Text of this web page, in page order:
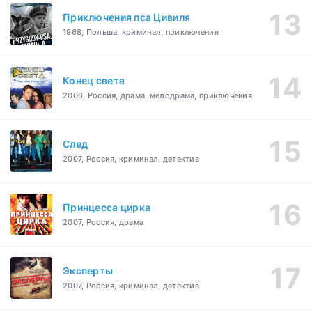
Приключения пса Цивиля
1968, Польша, криминал, приключения
Конец света
2006, Россия, драма, мелодрама, приключения
След
2007, Россия, криминал, детектив
Принцесса цирка
2007, Россия, драма
Эксперты
2007, Россия, криминал, детектив